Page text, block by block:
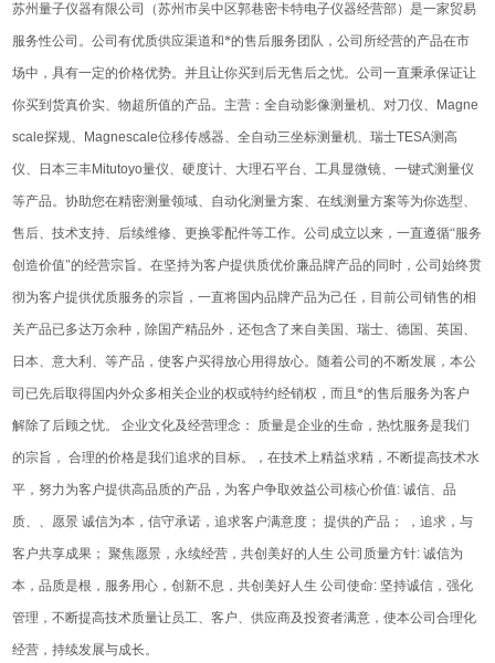
苏州量子仪器有限公司（苏州市吴中区郭巷密卡特电子仪器经营部）是一家贸易
服务性公司。公司有优质供应渠道和*的售后服务团队，公司所经营的产品在市
场中，具有一定的价格优势。并且让你买到后无售后之忧。公司一直秉承保证让
你买到货真价实、物超所值的产品。主营：全自动影像测量机、对刀仪、 Magne
scale探规、 Magnescale位移传感器、全自动三坐标测量机、瑞士TESA测高
仪、日本三丰Mitutoyo量仪、硬度计、大理石平台、工具显微镜、一键式测量仪
等产品。协助您在精密测量领域、自动化测量方案、在线测量方案等为你选型、
售后、技术支持、后续维修、更换零配件等工作。公司成立以来，一直遵循“服务
创造价值"的经营宗旨。在坚持为客户提供质优价廉品牌产品的同时，公司始终贯
彻为客户提供优质服务的宗旨，一直将国内品牌产品为己任，目前公司销售的相
关产品已多达万余种，除国产精品外，还包含了来自美国、瑞士、德国、英国、
日本、意大利、等产品，使客户买得放心用得放心。 随着公司的不断发展，本公
司已先后取得国内外众多相关企业的权或特约经销权，而且*的售后服务为客户
解除了后顾之忧。 企业文化及经营理念： 质量是企业的生命，热忱服务是我们
的宗旨， 合理的价格是我们追求的目标。，在技术上精益求精，不断提高技术水
平，努力为客户提供高品质的产品，为客户争取效益公司核心价值:诚信、品
质、、愿景 诚信为本，信守承诺，追求客户满意度； 提供的产品； ，追求，与
客户共享成果； 聚焦愿景，永续经营，共创美好的人生 公司质量方针:诚信为
本，品质是根，服务用心，创新不息，共创美好人生 公司使命: 坚持诚信，强化
管理，不断提高技术质量让员工、客户、供应商及投资者满意，使本公司合理化
经营，持续发展与成长。